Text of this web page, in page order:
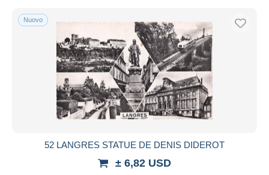
Nuovo
52 LANGRES STATUE DE DENIS DIDEROT
± 6,82 USD